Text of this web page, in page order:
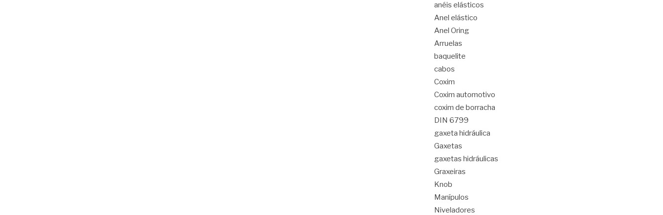
anéis elásticos
Anel elástico
Anel Oring
Arruelas
baquelite
cabos
Coxim
Coxim automotivo
coxim de borracha
DIN 6799
gaxeta hidráulica
Gaxetas
gaxetas hidráulicas
Graxeiras
Knob
Manípulos
Niveladores